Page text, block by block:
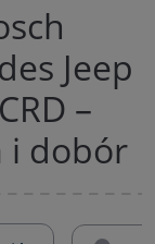
Jeep
–
i dobór